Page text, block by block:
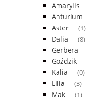
Amarylis
Anturium
Aster (1)
Dalia (8)
Gerbera
Goździk
Kalia (0)
Lilia (3)
Mak (1)